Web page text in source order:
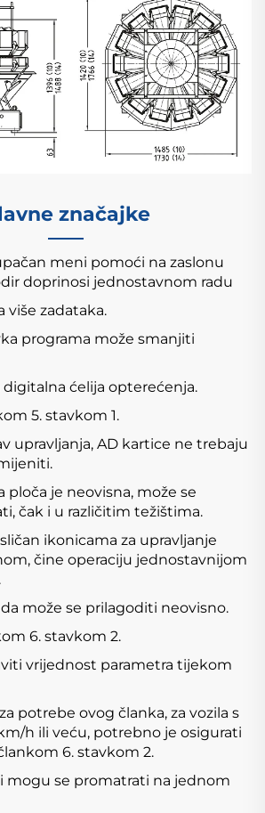
značajke
meni pomoći na zaslonu
doprinosi jednostavnom radu
više zadataka.
programa može smanjiti
digitalna ćelija opterećenja.
5. stavkom 1.
upravljanja, AD kartice ne trebaju
ploča je neovisna, može se
čak i u različitim težištima.
ikonicama za upravljanje
čine operaciju jednostavnijom
može se prilagoditi neovisno.
6. stavkom 2.
vrijednost parametra tijekom
potrebe ovog članka, za vozila s
h ili veću, potrebno je osigurati
6. stavkom 2.
mogu se promatrati na jednom